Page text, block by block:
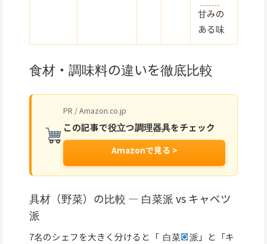
甘みの
ある味
食材・調味料の違いを徹底比較
PR / Amazon.co.jp
この記事で役立つ調理器具をチェック
Amazonで見る >
具材（野菜）の比較 — 白菜派 vs キャベツ
派
7名のシェフを大きく分けると「 白菜
派」と「キ